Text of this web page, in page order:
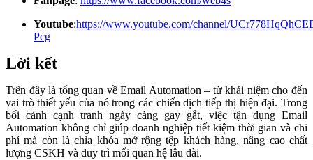
Youtube:https://www.youtube.com/channel/
Pcg
Lời kết
Trên đây là tổng quan về Email Automation – từ khái niệm cho đến
vai trò thiết yếu của nó trong các chiến dịch tiếp thị hiện đại. Trong
bối cảnh cạnh tranh ngày càng gay gắt, việc tận dụng Email
Automation không chỉ giúp doanh nghiệp tiết kiệm thời gian và chi
phí mà còn là chìa khóa mở rộng tệp khách hàng, nâng cao chất
lượng CSKH và duy trì mối quan hệ lâu dài.